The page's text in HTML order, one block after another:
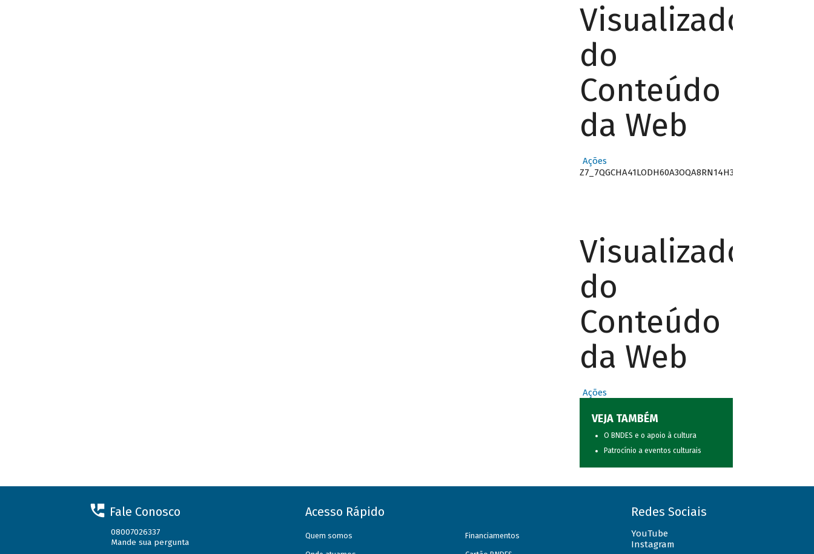
Visualizador
do
Conteúdo
da Web
Ações
Z7_7QGCHA41LODH60A3OQA8RN14H3
Visualizador
do
Conteúdo
da Web
Ações
VEJA TAMBÉM
O BNDES e o apoio à cultura
Patrocínio a eventos culturais
Fale Conosco
08007026337
Mande sua pergunta
Acesso Rápido
Quem somos Financiamentos
Redes Sociais
YouTube
Instagram